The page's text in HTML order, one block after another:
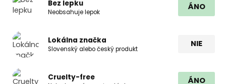
Bez lepku
Neobsahuje lepok
ÁNO
Lokálna značka
Slovenský alebo český produkt
NIE
Cruelty-free ÁNO